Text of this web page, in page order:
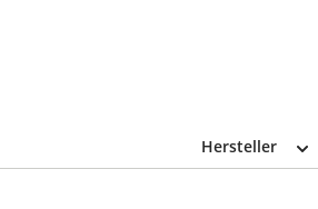
Hersteller